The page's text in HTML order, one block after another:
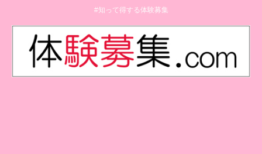
#知って得する体験募集